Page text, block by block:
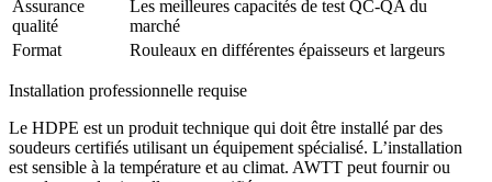
Assurance
qualité
Les meilleures capacités de test QC-QA du
marché
Format
Rouleaux en différentes épaisseurs et largeurs
Installation professionnelle requise
Le HDPE est un produit technique qui doit être installé par des
soudeurs certifiés utilisant un équipement spécialisé. L’installation
est sensible à la température et au climat. AWTT peut fournir ou